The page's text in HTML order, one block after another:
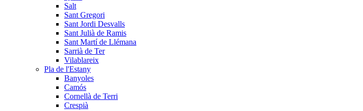
Salt
Sant Gregori
Sant Jordi Desvalls
Sant Julià de Ramis
Sant Martí de Llémana
Sarrià de Ter
Vilablareix
Pla de l'Estany
Banyoles
Camós
Cornellà de Terri
Crespià